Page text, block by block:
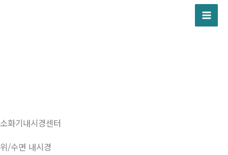
소화기내시경센터
위/수면 내시경